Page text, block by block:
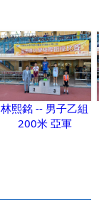
林熙銘 -- 男子乙組
200米 亞軍